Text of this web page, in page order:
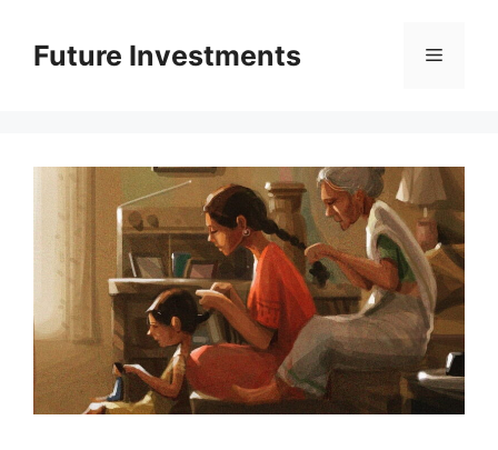
вмістуFuture Investments Меню